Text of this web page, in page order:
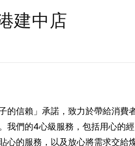
建中店
的信賴」承諾，致力於帶給消費
我們的4心級服務，包括用心的經
心的服務，以及放心將需求交給